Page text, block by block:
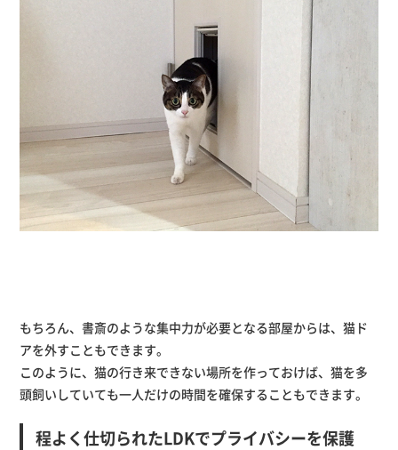
もちろん、書斎のような集中力が必要となる部屋からは、猫ド
アを外すこともできます。
このように、猫の行き来できない場所を作っておけば、猫を多
頭飼いしていても一人だけの時間を確保することもできます。
程よく仕切られたLDKでプライバシーを保護